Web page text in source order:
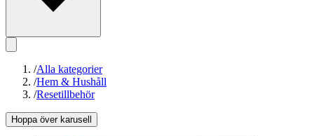
/Alla kategorier
/Hem & Hushåll
/Resetillbehör
Hoppa över karusell